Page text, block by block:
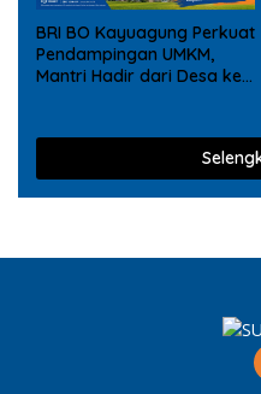
BRI BO Kayuagung Perkuat
Pendampingan UMKM,
Mantri Hadir dari Desa ke